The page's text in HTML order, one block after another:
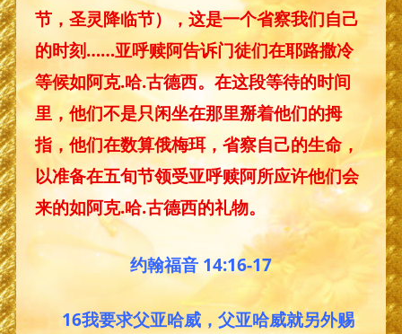
节，圣灵降临节），这是一个省察我们自己
的时刻……亚呼赎阿告诉门徒们在耶路撒冷
等候如阿克.哈.古德西。在这段等待的时间
里，他们不是只闲坐在那里掰着他们的拇
指，他们在数算俄梅珥，省察自己的生命，
以准备在五旬节领受亚呼赎阿所应许他们会
来的如阿克.哈.古德西的礼物。
约翰福音 14:16-17
16我要求父亚哈威，父亚哈威就另外赐